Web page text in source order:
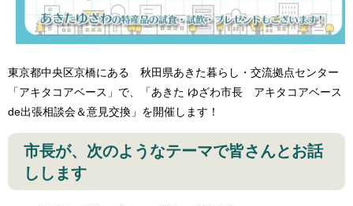
東京都中央区京橋にある 秋田県あきた暮らし・交流拠点センター
「アキタコアベース」で、「あきた ゆざわ市長 アキタコアベース
de出張相談会＆意見交換」を開催します！
市長が、次のようなテーマで皆さんとお話
しします